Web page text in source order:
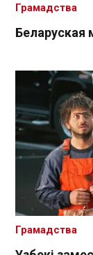
Беларуская
Грамадства
Грамадства